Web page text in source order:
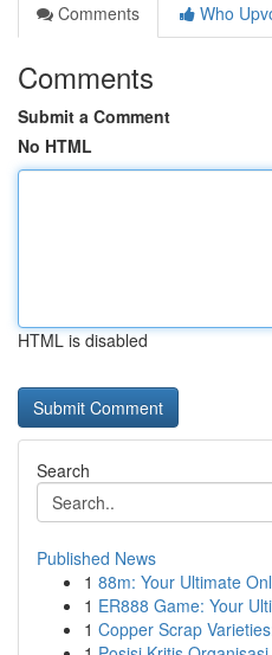
Comments
Who
Comments
Submit a Comment
No HTML
HTML is disabled
Search
Published News
1 88m: Your Ultimate
1 ER888 Game: Your
1 Copper Scrap